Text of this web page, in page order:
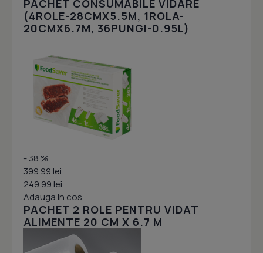
PACHET CONSUMABILE VIDARE
(4ROLE-28CMX5.5M, 1ROLA-
20CMX6.7M, 36PUNGI-0.95L)
- 38 %
399.99 lei
249.99 lei
Adauga in cos
PACHET 2 ROLE PENTRU VIDAT
ALIMENTE 20 CM X 6.7 M